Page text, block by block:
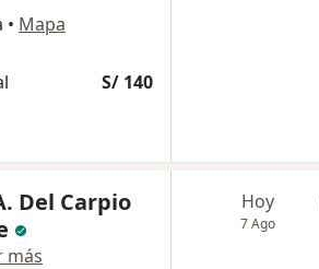
• Mapa
S/ 140
Del Carpio
más
Hoy
7 Ago